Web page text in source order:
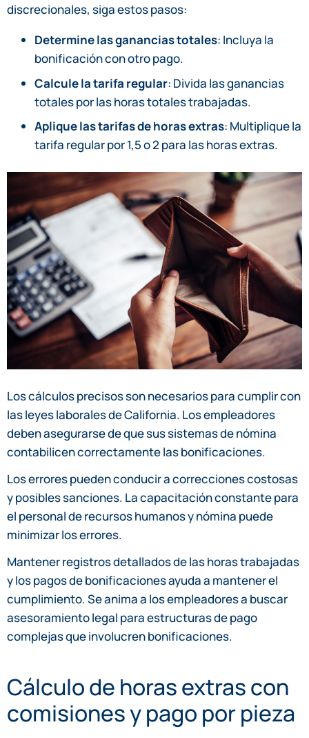
discrecionales, siga estos pasos:
Determine las ganancias totales: Incluya la
bonificación con otro pago.
Calcule la tarifa regular: Divida las ganancias
totales por las horas totales trabajadas.
Aplique las tarifas de horas extras: Multiplique la
tarifa regular por 1,5 o 2 para las horas extras.
Los cálculos precisos son necesarios para cumplir con
las leyes laborales de California. Los empleadores
deben asegurarse de que sus sistemas de nómina
contabilicen correctamente las bonificaciones.
Los errores pueden conducir a correcciones costosas
y posibles sanciones. La capacitación constante para
el personal de recursos humanos y nómina puede
minimizar los errores.
Mantener registros detallados de las horas trabajadas
y los pagos de bonificaciones ayuda a mantener el
cumplimiento. Se anima a los empleadores a buscar
asesoramiento legal para estructuras de pago
complejas que involucren bonificaciones.
Cálculo de horas extras con
comisiones y pago por pieza